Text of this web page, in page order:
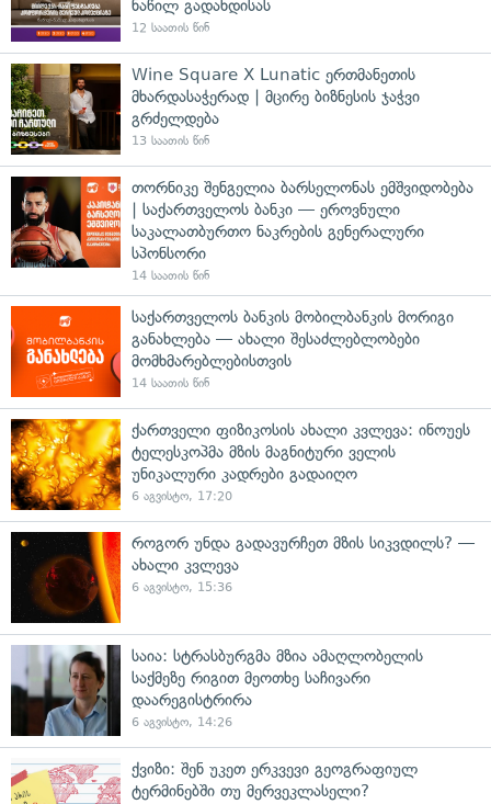
ნაწილ გადახდისას
12 საათის წინ
Wine Square X Lunatic ერთმანეთის
მხარდასაჭერად | მცირე ბიზნესის ჯაჭვი
გრძელდება
13 საათის წინ
თორნიკე შენგელია ბარსელონას ემშვიდობება
| საქართველოს ბანკი — ეროვნული
საკალათბურთო ნაკრების გენერალური
სპონსორი
14 საათის წინ
საქართველოს ბანკის მობილბანკის მორიგი
განახლება — ახალი შესაძლებლობები
მომხმარებლებისთვის
14 საათის წინ
ქართველი ფიზიკოსის ახალი კვლევა: ინოუეს
ტელესკოპმა მზის მაგნიტური ველის
უნიკალური კადრები გადაიღო
6 აგვისტო, 17:20
როგორ უნდა გადავურჩეთ მზის სიკვდილს? —
ახალი კვლევა
6 აგვისტო, 15:36
საია: სტრასბურგმა მზია ამაღლობელის
საქმეზე რიგით მეოთხე საჩივარი
დაარეგისტრირა
6 აგვისტო, 14:26
ქვიზი: შენ უკეთ ერკვევი გეოგრაფიულ
ტერმინებში თუ მერვეკლასელი?